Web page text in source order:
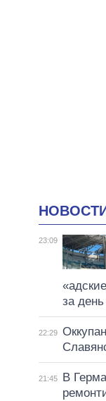
23:09
за день
22:29
21:45
В